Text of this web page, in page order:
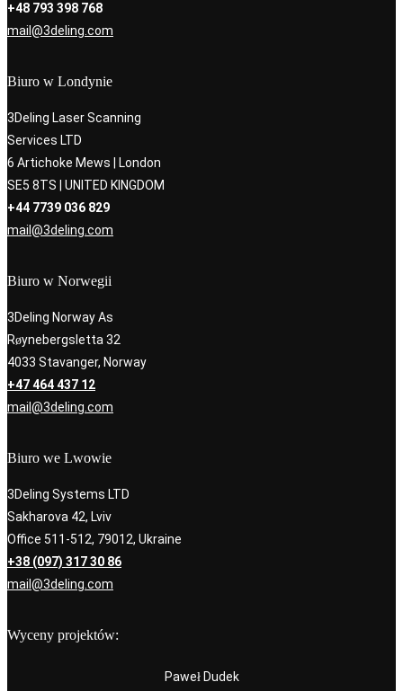
+48 793 398 768
mail@3deling.com
Biuro w Londynie
3Deling Laser Scanning
Services LTD
6 Artichoke Mews | London
SE5 8TS | UNITED KINGDOM
+44 7739 036 829
mail@3deling.com
Biuro w Norwegii
3Deling Norway As
Røynebergsletta 32
4033 Stavanger, Norway
+47 464 437 12
mail@3deling.com
Biuro we Lwowie
3Deling Systems LTD
Sakharova 42, Lviv
Office 511-512, 79012, Ukraine
+38 (097) 317 30 86
mail@3deling.com
Wyceny projektów:
Paweł Dudek